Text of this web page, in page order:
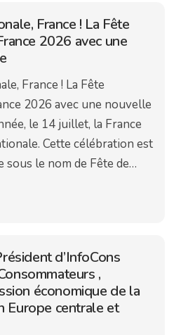
France ! La Fête
2026 avec une
France ! La Fête
2026 avec une nouvelle
le 14 juillet, la France
Cette célébration est
sous le nom de Fête de…
d’InfoCons
,
économique de la
Europe centrale et